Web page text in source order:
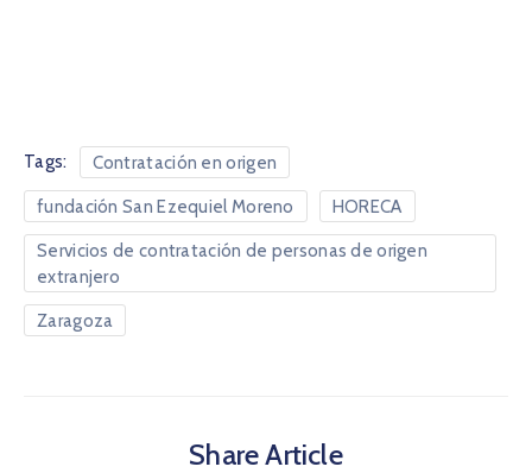
Tags: Contratación en origen
fundación San Ezequiel Moreno HORECA
Servicios de contratación de personas de origen
extranjero
Zaragoza
Share Article